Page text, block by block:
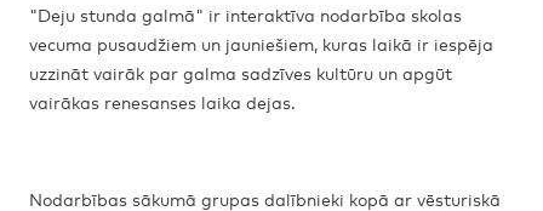
"Deju stunda galmā" ir interaktīva nodarbība skolas
vecuma pusaudžiem un jauniešiem, kuras laikā ir iespēja
uzzināt vairāk par galma sadzīves kultūru un apgūt
vairākas renesanses laika dejas.
Nodarbības sākumā grupas dalībnieki kopā ar vēsturiskā